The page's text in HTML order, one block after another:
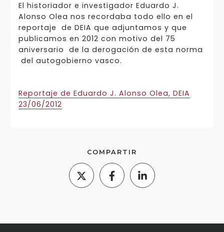
El historiador e investigador Eduardo J.
Alonso Olea nos recordaba todo ello en el
reportaje de DEIA que adjuntamos y que
publicamos en 2012 con motivo del 75
aniversario de la derogación de esta norma
del autogobierno vasco.
Reportaje de Eduardo J. Alonso Olea, DEIA
23/06/2012
COMPARTIR